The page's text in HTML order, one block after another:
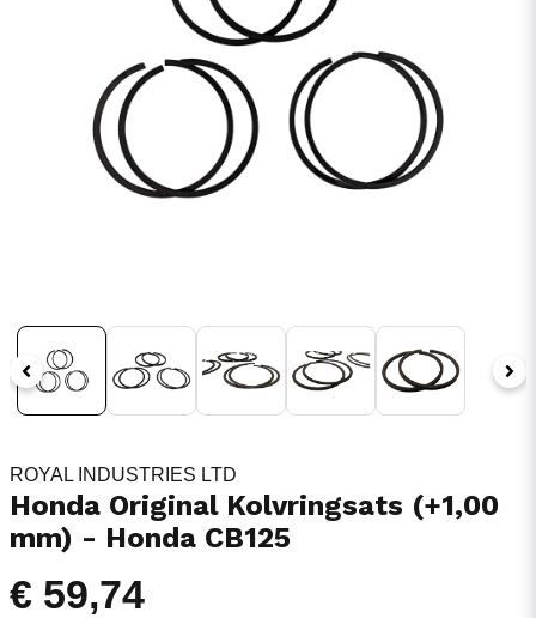
ROYAL INDUSTRIES LTD
Honda Original Kolvringsats (+1,00
mm) - Honda CB125
€ 59,74